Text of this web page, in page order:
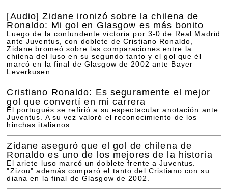
[Audio] Zidane ironizó sobre la chilena de
Ronaldo: Mi gol en Glasgow es más bonito
Luego de la contundente victoria por 3-0 de Real Madrid
ante Juventus, con doblete de Cristiano Ronaldo,
Zidane bromeó sobre las comparaciones entre la
chilena del luso en su segundo tanto y el gol que él
marcó en la final de Glasgow de 2002 ante Bayer
Leverkusen.
Cristiano Ronaldo: Es seguramente el mejor
gol que convertí en mi carrera
El portugués se refirió a su espectacular anotación ante
Juventus. A su vez valoró el reconocimiento de los
hinchas italianos.
Zidane aseguró que el gol de chilena de
Ronaldo es uno de los mejores de la historia
El ariete luso marcó un doblete frente a Juventus.
"Zizou" además comparó el tanto del Cristiano con su
diana en la final de Glasgow de 2002.